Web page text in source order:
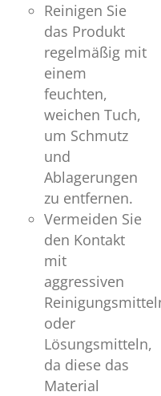
Reinigen Sie
das Produkt
regelmäßig mit
einem
feuchten,
weichen Tuch,
um Schmutz
und
Ablagerungen
zu entfernen.
Vermeiden Sie
den Kontakt
mit
aggressiven
oder
Lösungsmitteln,
da diese das
Material